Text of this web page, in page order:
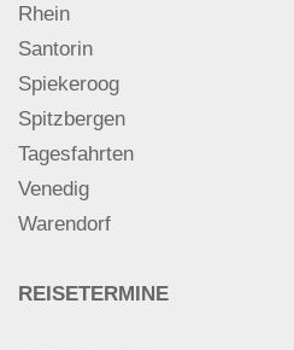
Rhein
Santorin
Spiekeroog
Spitzbergen
Tagesfahrten
Venedig
Warendorf
REISETERMINE